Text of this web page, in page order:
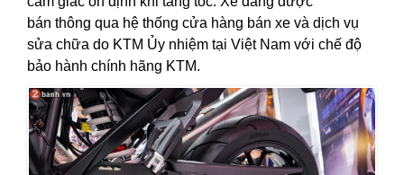
bán thông qua hệ thống cửa hàng bán xe và dịch vụ
sửa chữa do KTM Ủy nhiệm tại Việt Nam với chế độ
bảo hành chính hãng KTM.